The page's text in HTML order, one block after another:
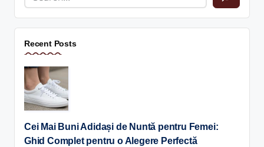
Recent Posts
Cei Mai Buni Adidași de Nuntă pentru Femei:
Ghid Complet pentru o Alegere Perfectă